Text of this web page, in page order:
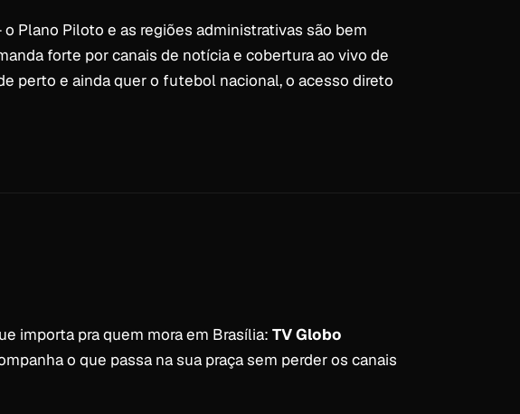
Plano Piloto e as regiões administrativas são bem
forte por canais de notícia e cobertura ao vivo de
perto e ainda quer o futebol nacional, o acesso direto
importa pra quem mora em Brasília: TV Globo
o que passa na sua praça sem perder os canais